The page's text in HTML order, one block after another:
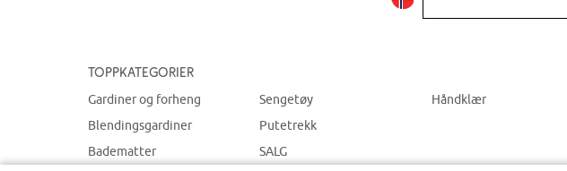
Toppkategorier
Gardiner og forheng
Blendingsgardiner
Badematter
Sengetøy
Putetrekk
SALG
Håndklær